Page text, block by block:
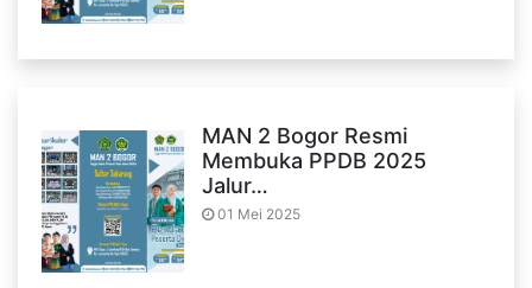
MAN 2 Bogor Resmi
Membuka PPDB 2025
Jalur…
01 Mei 2025